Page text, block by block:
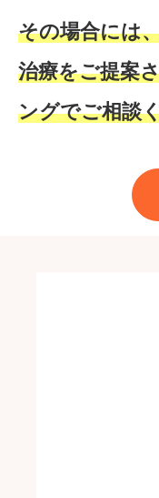
その場合には
治療をご提案
ングでご相談